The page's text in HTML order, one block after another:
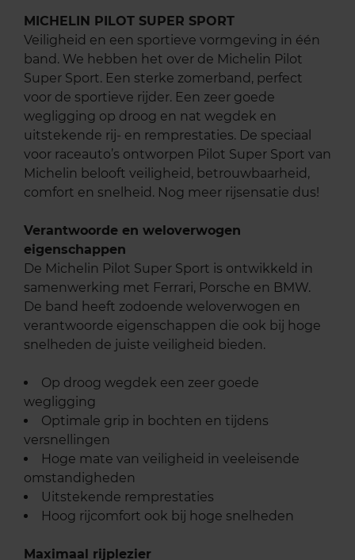
MICHELIN PILOT SUPER SPORT
Veiligheid en een sportieve vormgeving in één
band. We hebben het over de Michelin Pilot
Super Sport. Een sterke zomerband, perfect
voor de sportieve rijder. Een zeer goede
wegligging op droog en nat wegdek en
uitstekende rij- en remprestaties. De speciaal
voor raceauto’s ontworpen Pilot Super Sport van
Michelin belooft veiligheid, betrouwbaarheid,
comfort en snelheid. Nog meer rijsensatie dus!
Verantwoorde en weloverwogen
eigenschappen
De Michelin Pilot Super Sport is ontwikkeld in
samenwerking met Ferrari, Porsche en BMW.
De band heeft zodoende weloverwogen en
verantwoorde eigenschappen die ook bij hoge
snelheden de juiste veiligheid bieden.
Op droog wegdek een zeer goede
wegligging
Optimale grip in bochten en tijdens
versnellingen
Hoge mate van veiligheid in veeleisende
omstandigheden
Uitstekende remprestaties
Hoog rijcomfort ook bij hoge snelheden
Maximaal rijplezier